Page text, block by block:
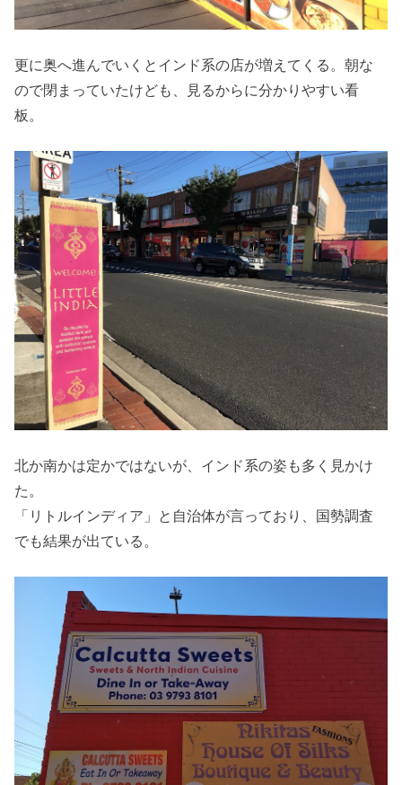
更に奥へ進んでいくとインド系の店が増えてくる。朝な
ので閉まっていたけども、見るからに分かりやすい看
板。
北か南かは定かではないが、インド系の姿も多く見かけ
た。
「リトルインディア」と自治体が言っており、国勢調査
でも結果が出ている。